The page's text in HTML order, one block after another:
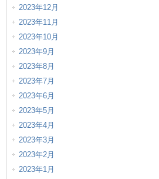
2023年12月
2023年11月
2023年10月
2023年9月
2023年8月
2023年7月
2023年6月
2023年5月
2023年4月
2023年3月
2023年2月
2023年1月